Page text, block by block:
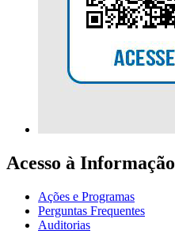
Acesso à Informação
Ações e Programas
Perguntas Frequentes
Auditorias